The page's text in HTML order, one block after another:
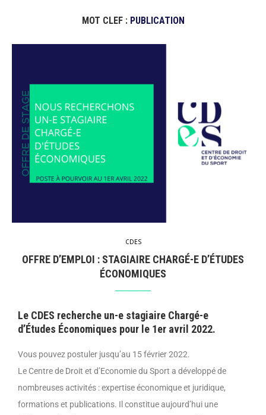
MOT CLEF : PUBLICATION
CDES
OFFRE D’EMPLOI : STAGIAIRE CHARGÉ-E D’ÉTUDES
ÉCONOMIQUES
Le CDES recherche un-e stagiaire Chargé-e
d’Études Économiques pour le 1er avril 2022.
Vous pouvez postuler jusqu’au 15 février 2022.
Le Centre de Droit et d’Economie du Sport a développé de
nombreuses activités : expertise économique et juridique,
formations et publications. Il constitue aujourd’hui une